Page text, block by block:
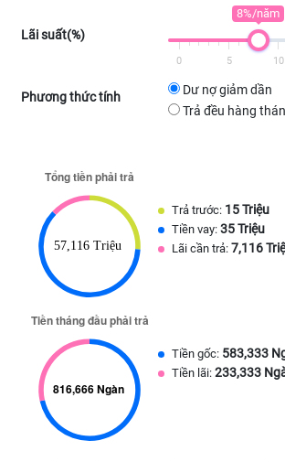
Lãi suất(%)
8%/năm
0 5 10
Phương thức tính
Dư nợ giảm dần
Trả đều hàng
Trả trước: 15 Triệu
Tiền vay: 35 Triệu
Lãi cần trả: 7,116
Tiền gốc: 583,333
Tiền lãi: 233,333